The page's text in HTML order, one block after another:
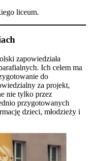
liceum.
zapowiedziała
Ich celem ma
do
za projekt,
nie tylko przez
przygotowanych
dzieci, młodzieży i